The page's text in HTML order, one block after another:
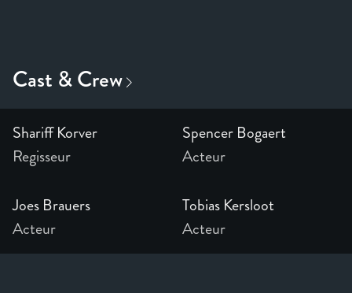
Shariff Korver
Regisseur
Spencer Bogaert
Acteur
Joes Brauers
Acteur
Tobias Kersloot
Acteur